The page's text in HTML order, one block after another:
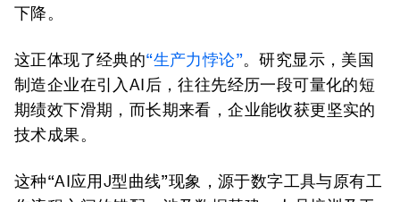
下降。
这正体现了经典的“生产力悖论”。研究显示，美国
制造企业在引入AI后，往往先经历一段可量化的短
期绩效下滑期，而长期来看，企业能收获更坚实的
技术成果。
这种“AI应用J型曲线”现象，源于数字工具与原有工